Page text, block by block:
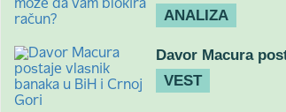
ANALIZA
Davor Macura
VEST